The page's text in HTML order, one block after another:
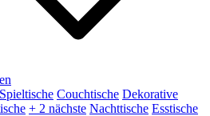
Spieltische Couchtische Dekorative
+ 2 nächste Nachttische Esstische